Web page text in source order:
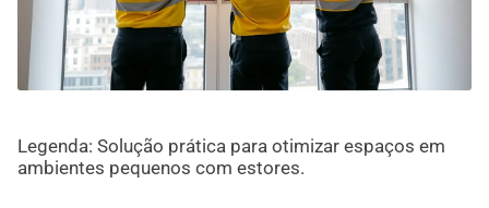
Legenda: Solução prática para otimizar espaços em
ambientes pequenos com estores.